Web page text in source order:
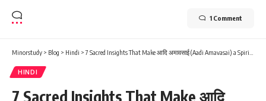
1 Comment
Minorstudy > Blog > Hindi >7 Sacred Insights That Make आदि अमावसाई (Aadi Amavasai) a Spiritually Powerful Day in Tamil Culture
HINDI
7 Sacred Insights That Make आदि